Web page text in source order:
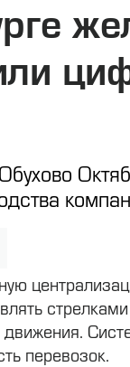
перевозок.